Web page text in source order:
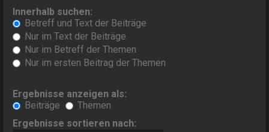
Innerhalb suchen:
Betreff und Text der Beiträge
Nur im Text der Beiträge
Nur im Betreff der Themen
Nur im ersten Beitrag der Themen
Ergebnisse anzeigen als:
Beiträge
Themen
Ergebnisse sortieren nach: